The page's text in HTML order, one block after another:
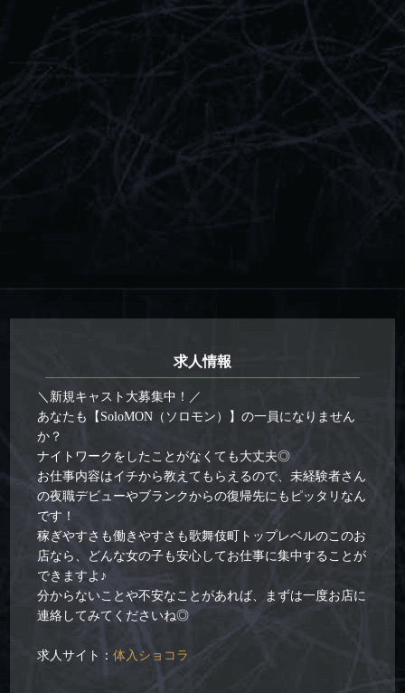
求人情報
＼新規キャスト大募集中！／
あなたも【SoloMON（ソロモン）】の一員になりません
か？
ナイトワークをしたことがなくても大丈夫◎
お仕事内容はイチから教えてもらえるので、未経験者さん
の夜職デビューやブランクからの復帰先にもピッタリなん
です！
稼ぎやすさも働きやすさも歌舞伎町トップレベルのこのお
店なら、どんな女の子も安心してお仕事に集中することが
できますよ♪
分からないことや不安なことがあれば、まずは一度お店に
連絡してみてくださいね◎
求人サイト：体入ショコラ